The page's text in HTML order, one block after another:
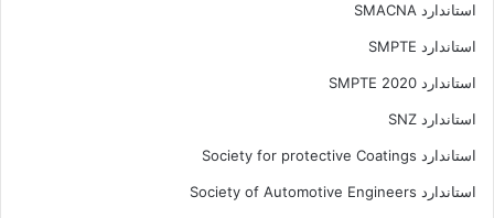
استاندارد SMACNA
استاندارد SMPTE
استاندارد SMPTE 2020
استاندارد SNZ
استاندارد Society for protective Coatings
استاندارد Society of Automotive Engineers